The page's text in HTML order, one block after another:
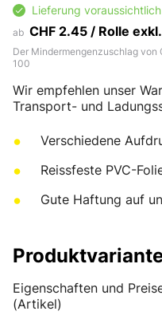
Lieferung
ab CHF 2.45 / Rolle
Der Mindermengenzuschlag von
100
Wir empfehlen unser
Transport- und
Verschiedene
Reissfeste PVC-
Gute Haftung auf
Eigenschaften und
(Artikel)